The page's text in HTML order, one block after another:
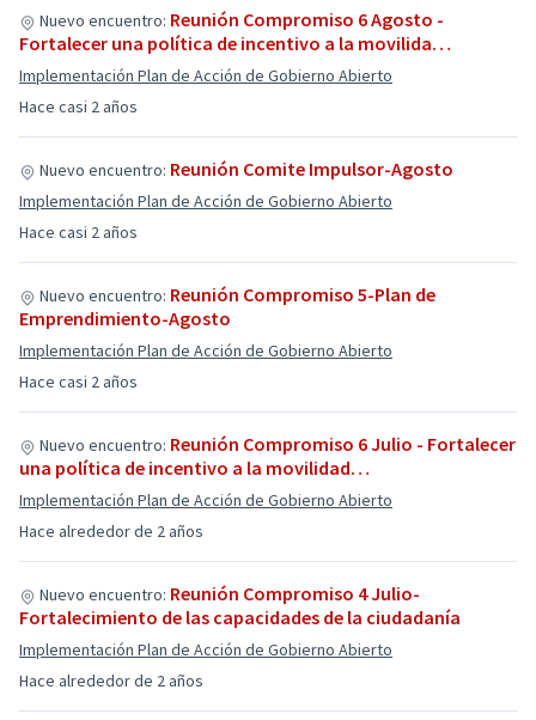
Hace casi 2 años
Nuevo encuentro: Reunión Compromiso 6 Agosto -
Fortalecer una política de incentivo a la movilida…
Implementación Plan de Acción de Gobierno Abierto
Hace casi 2 años
Nuevo encuentro: Reunión Comite Impulsor-Agosto
Implementación Plan de Acción de Gobierno Abierto
Hace casi 2 años
Nuevo encuentro: Reunión Compromiso 5-Plan de
Emprendimiento-Agosto
Implementación Plan de Acción de Gobierno Abierto
Hace alrededor de 2 años
Nuevo encuentro: Reunión Compromiso 6 Julio - Fortalecer
una política de incentivo a la movilidad…
Implementación Plan de Acción de Gobierno Abierto
Hace alrededor de 2 años
Nuevo encuentro: Reunión Compromiso 4 Julio-
Fortalecimiento de las capacidades de la ciudadanía
Implementación Plan de Acción de Gobierno Abierto